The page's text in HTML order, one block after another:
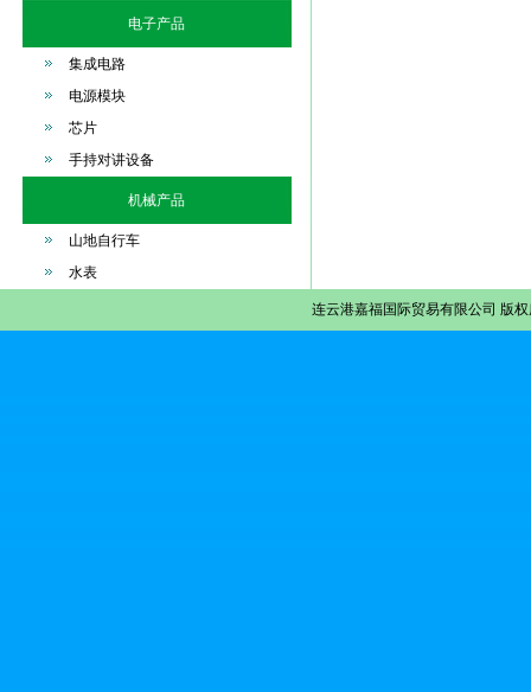
电子产品
集成电路
电源模块
芯片
手持对讲设备
机械产品
山地自行车
水表
连云港嘉福国际贸易有限公司 版